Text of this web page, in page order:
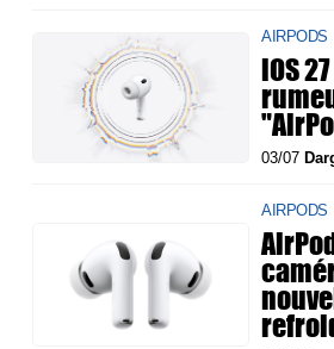
AIRPODS
iOS
03/07
AIRPODS